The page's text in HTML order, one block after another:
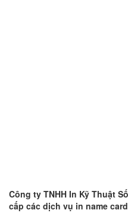
Công ty TNHH In Kỹ Thuật
cấp các dịch vụ in name